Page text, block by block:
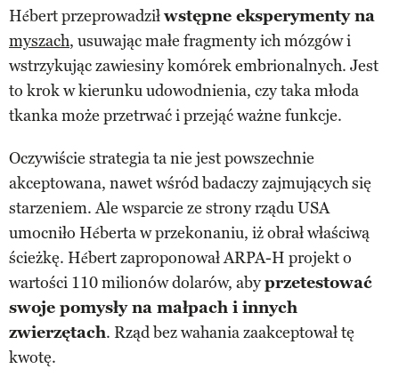
Hébert przeprowadziłwstępne eksperymenty na
myszach, usuwając małe fragmenty ich mózgów i
wstrzykując zawiesiny komórek embrionalnych. Jest
to krok w kierunku udowodnienia, czy taka młoda
tkanka może przetrwać i przejąć ważne funkcje.
Oczywiście strategia ta nie jest powszechnie
akceptowana, nawet wśród badaczy zajmujących się
starzeniem. Ale wsparcie ze strony rządu USA
umocniło Héberta w przekonaniu, iż obrał właściwą
ścieżkę. Hébert zaproponował ARPA-H projekt o
wartości 110 milionów dolarów, abyprzetestować
swoje pomysły na małpach i innych
zwierzętach. Rząd bez wahania zaakceptował tę
kwotę.